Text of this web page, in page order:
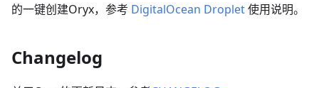
的一键创建Oryx，参考 DigitalOcean Droplet使用说明。
Changelog